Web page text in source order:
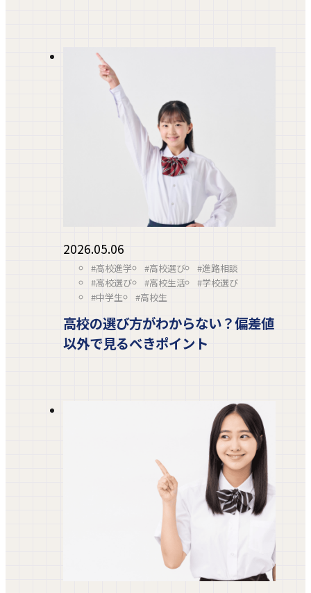
2026.05.06
#高校進学 #高校選び
#進路相談
#高校選び
#高校生活
#学校選び
#中学生
#高校生
高校の選び方がわからない？偏差値
以外で見るべきポイント